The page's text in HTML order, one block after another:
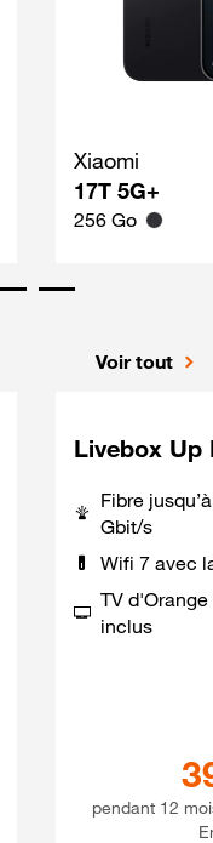
Galaxy Z Fold8 Ultra
Xiaomi
17T 5G+
256 Go
Voir tout
Série spéciale 120Go 5G
Livebox Up
Fibre
Gbit/s
Wifi 7 avec
TV
inclus
pendant 12